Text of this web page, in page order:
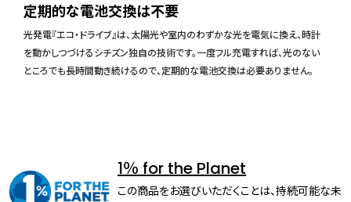
定期的な電池交換は不要
光発電『エコ・ドライブ』は、太陽光や室内のわずかな光を電気に換え、時計
を動かしつづけるシチズン独自の技術です。一度フル充電すれば、光のない
ところでも長時間動き続けるので、定期的な電池交換は必要ありません。
1％ for the Planet
この商品をお選びいただくことは、持続可能な未